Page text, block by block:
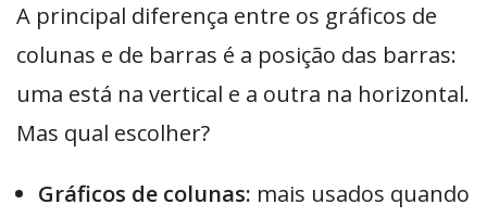
A principal diferença entre os gráficos de
colunas e de barras é a posição das barras:
uma está na vertical e a outra na horizontal.
Mas qual escolher?
Gráficos de colunas: mais usados quando